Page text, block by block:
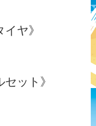
ヤ》
ット》